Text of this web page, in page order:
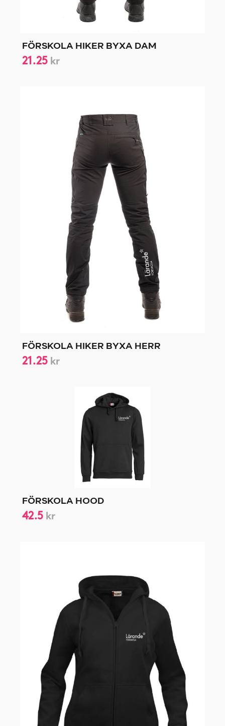
FÖRSKOLA HIKER BYXA DAM
21.25 kr
FÖRSKOLA HIKER BYXA HERR
21.25 kr
FÖRSKOLA HOOD
42.5 kr